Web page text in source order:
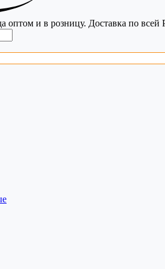
оптом и в розницу. Доставка по всей